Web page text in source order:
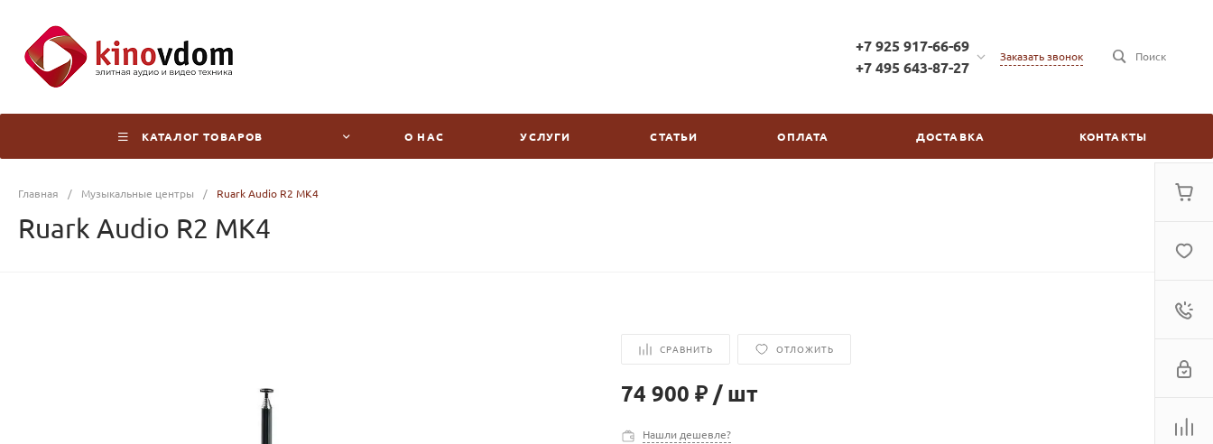
+7 925 917-66-69
+7 495 643-87-27
д.2/30
Заказать звонок Поиск
КАТАЛОГ ТОВАРОВ О НАС УСЛУГИ СТАТЬИ ОПЛАТА ДОСТАВКА КОНТАКТЫ
Главная / Музыкальные центры / Ruark Audio R2 MK4
Ruark Audio R2 MK4
СРАВНИТЬ ОТЛОЖИТЬ
74 900 ₽ / шт
Нашли дешевле?